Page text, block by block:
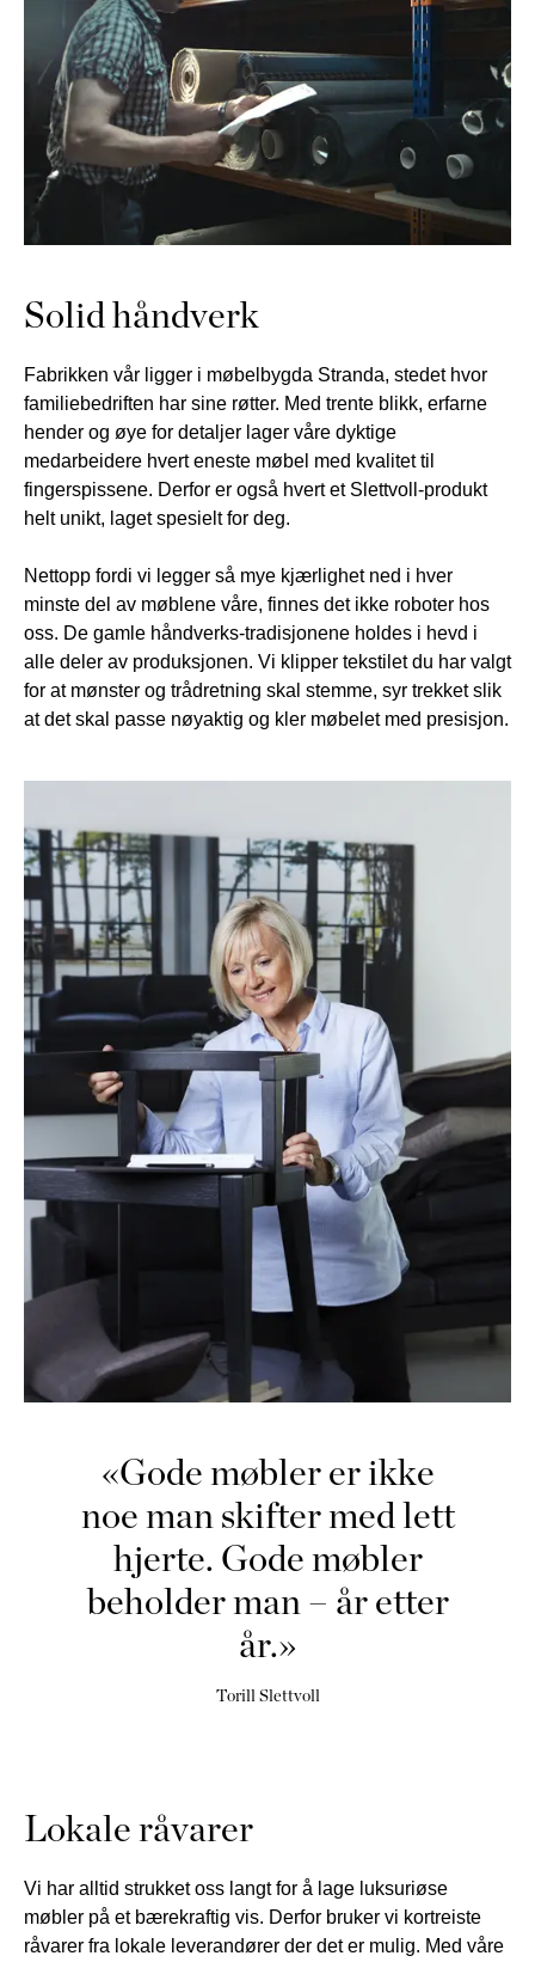
NATTBORD
KRUKKER
KURVER
DEKOR
SPEIL
BORDDEKNING
Marbella
Palma
Solid håndverk
Fabrikken vår ligger i møbelbygda Stranda, stedet hvor
familiebedriften har sine røtter. Med trente blikk, erfarne
hender og øye for detaljer lager våre dyktige
medarbeidere hvert eneste møbel med kvalitet til
fingerspissene. Derfor er også hvert et Slettvoll-produkt
helt unikt, laget spesielt for deg.
Nettopp fordi vi legger så mye kjærlighet ned i hver
minste del av møblene våre, finnes det ikke roboter hos
oss. De gamle håndverks-tradisjonene holdes i hevd i
alle deler av produksjonen. Vi klipper tekstilet du har valgt
for at mønster og trådretning skal stemme, syr trekket slik
at det skal passe nøyaktig og kler møbelet med presisjon.
«Gode møbler er ikke
noe man skifter med lett
hjerte. Gode møbler
beholder man – år etter
år.»
Torill Slettvoll
Lokale råvarer
Vi har alltid strukket oss langt for å lage luksuriøse
møbler på et bærekraftig vis. Derfor bruker vi kortreiste
råvarer fra lokale leverandører der det er mulig. Med våre